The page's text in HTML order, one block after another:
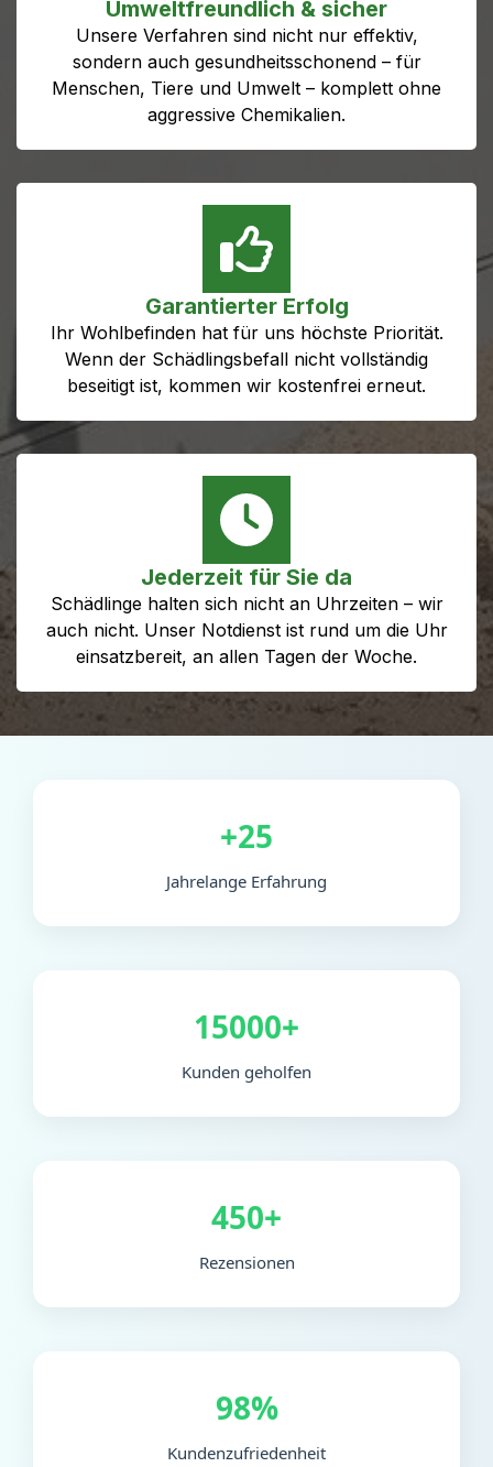
Umweltfreundlich & sicher
Unsere Verfahren sind nicht nur effektiv,
sondern auch gesundheitsschonend – für
Menschen, Tiere und Umwelt – komplett ohne
aggressive Chemikalien.
Garantierter Erfolg
Ihr Wohlbefinden hat für uns höchste Priorität.
Wenn der Schädlingsbefall nicht vollständig
beseitigt ist, kommen wir kostenfrei erneut.
Jederzeit für Sie da
Schädlinge halten sich nicht an Uhrzeiten – wir
auch nicht. Unser Notdienst ist rund um die Uhr
einsatzbereit, an allen Tagen der Woche.
+25
Jahrelange Erfahrung
15000+
Kunden geholfen
450+
Rezensionen
98%
Kundenzufriedenheit